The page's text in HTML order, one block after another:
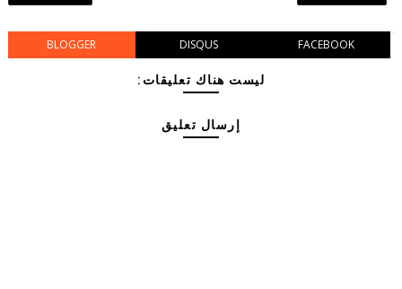
BLOGGER DISQUS FACEBOOK
ليست هناك تعليقات:
إرسال تعليق